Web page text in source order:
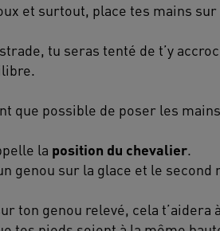
et surtout, place tes mains
tu seras tenté de t’y
que possible de poser les
la position du chevalier.
genou sur la glace et le
ton genou relevé, cela